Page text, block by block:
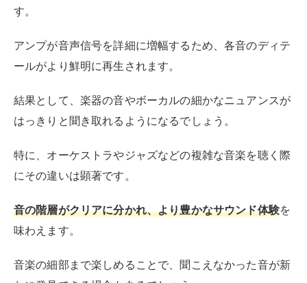
す。
アンプが音声信号を詳細に増幅するため、各音のディテ
ールがより鮮明に再生されます。
結果として、楽器の音やボーカルの細かなニュアンスが
はっきりと聞き取れるようになるでしょう。
特に、オーケストラやジャズなどの複雑な音楽を聴く際
にその違いは顕著です。
音の階層がクリアに分かれ、より豊かなサウンド体験を
味わえます。
音楽の細部まで楽しめることで、聞こえなかった音が新